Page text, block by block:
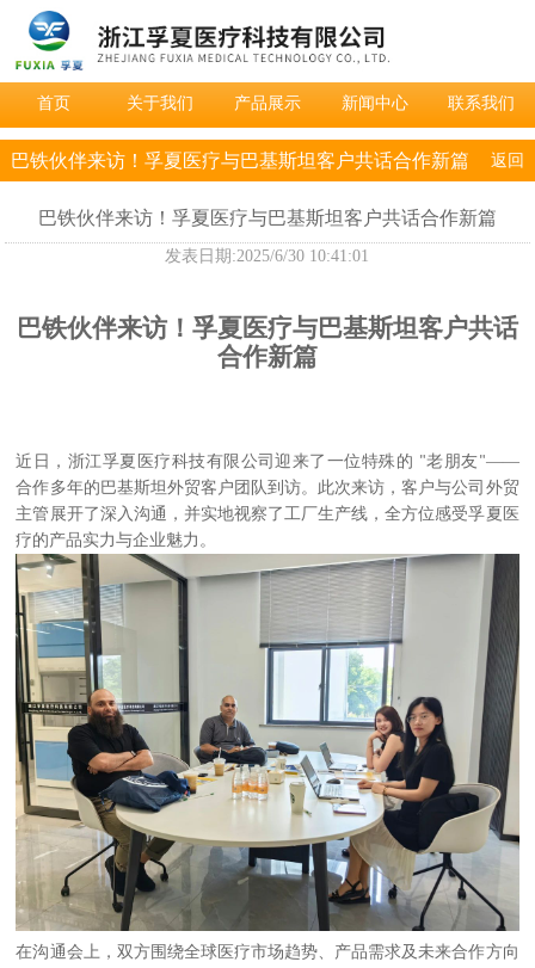
首页 关于我们 产品展示 新闻中心 联系我们
巴铁伙伴来访！孚夏医疗与巴基斯坦客户共话合作新篇 返回
巴铁伙伴来访！孚夏医疗与巴基斯坦客户共话合作新篇
发表日期:2025/6/30 10:41:01
巴铁伙伴来访！孚夏医疗与巴基斯坦客户共话
合作新篇
近日，浙江孚夏医疗科技有限公司迎来了一位特殊的 "老朋友"——
合作多年的巴基斯坦外贸客户团队到访。此次来访，客户与公司外贸
主管展开了深入沟通，并实地视察了工厂生产线，全方位感受孚夏医
疗的产品实力与企业魅力。
在沟通会上，双方围绕全球医疗市场趋势、产品需求及未来合作方向